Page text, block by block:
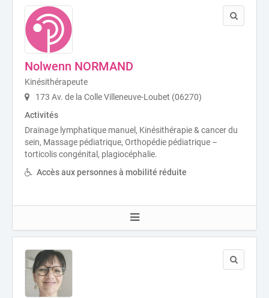
Nolwenn NORMAND
Kinésithérapeute
173 Av. de la Colle Villeneuve-Loubet (06270)
Activités
Drainage lymphatique manuel, Kinésithérapie & cancer du
sein, Massage pédiatrique, Orthopédie pédiatrique –
torticolis congénital, plagiocéphalie.
Accès aux personnes à mobilité réduite